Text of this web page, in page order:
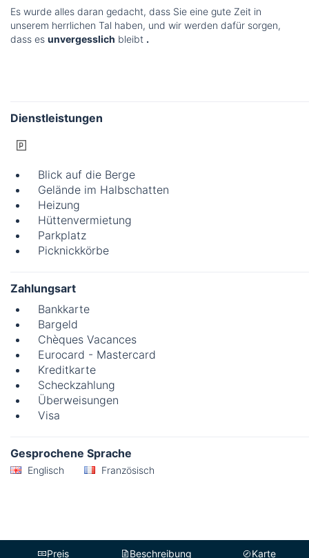
Preis Beschreibung Karte
Es wurde alles daran gedacht, dass Sie eine gute Zeit in
unserem herrlichen Tal haben, und wir werden dafür sorgen,
dass es unvergesslich bleibt .
Dienstleistungen
Blick auf die Berge
Gelände im Halbschatten
Heizung
Hüttenvermietung
Parkplatz
Picknickkörbe
Zahlungsart
Bankkarte
Bargeld
Chèques Vacances
Eurocard - Mastercard
Kreditkarte
Scheckzahlung
Überweisungen
Visa
Gesprochene Sprache
Englisch Französisch